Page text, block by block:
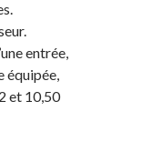
entrée,
équipée,
et 10,50